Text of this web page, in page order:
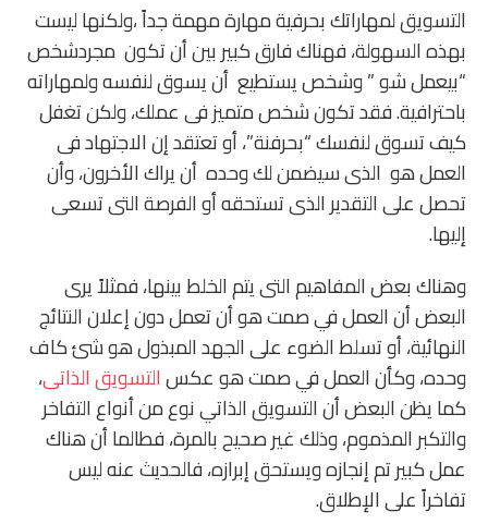
التسويق لمهاراتك بحرفية مهارة مهمة جداً ،ولكنها ليست
بهذه السهولة، فهناك فارق كبير بين أن تكون مجردشخص
“بيعمل شو ” وشخص يستطيع أن يسوق لنفسه ولمهاراته
باحترافية. فقد تكون شخص متميز فى عملك، ولكن تغفل
كيف تسوق لنفسك “بحرفنة”، أو تعتقد إن الاجتهاد فى
العمل هو الذى سيضمن لك وحده أن يراك الأخرون، وأن
تحصل على التقدير الذى تستحقه أو الفرصة التى تسعى
إليها.
وهناك بعض المفاهيم التى يتم الخلط بينها، فمثلاً يرى
البعض أن العمل في صمت هو أن تعمل دون إعلان النتائج
النهائية، أو تسلط الضوء على الجهد المبذول هو شئ كاف
وحده، وكأن العمل في صمت هو عكسالتسويق الذاتى،
كما يظن البعض أن التسويق الذاتي نوع من أنواع التفاخر
والتكبر المذموم، وذلك غير صحيح بالمرة، فطالما أن هناك
عمل كبير تم إنجازه ويستحق إبرازه، فالحديث عنه ليس
تفاخراً على الإطلاق.